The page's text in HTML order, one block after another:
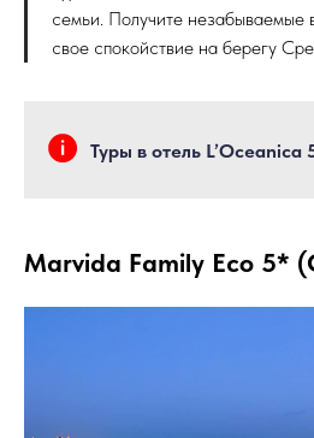
семьи. Получите незабываемые
свое спокойствие на берегу
Туры в отель L’Oceanica
Marvida Family Eco 5*